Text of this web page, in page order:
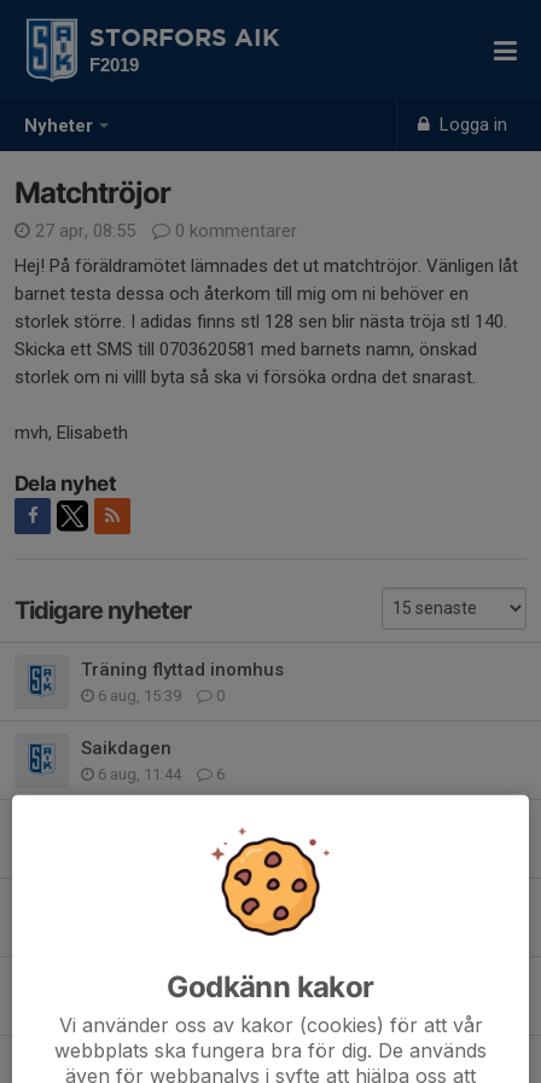
Nyheter Logga in
STORFORS AIK
F2019
Matchtröjor
27 apr, 08:55
0 kommentarer
Hej! På föräldramötet lämnades det ut matchtröjor. Vänligen låt
barnet testa dessa och återkom till mig om ni behöver en
storlek större. I adidas finns stl 128 sen blir nästa tröja stl 140.
Skicka ett SMS till 0703620581 med barnets namn, önskad
storlek om ni villl byta så ska vi försöka ordna det snarast.
mvh, Elisabeth
Dela nyhet
Tidigare nyheter
Träning flyttad inomhus
6 aug, 15:39 0
Saikdagen
6 aug, 11:44 6
1
Kommande cuper och viktig information ⚽💙
Godkänn kakor
Vi använder oss av kakor (cookies) för att vår
webbplats ska fungera bra för dig. De används
även för webbanalys i syfte att hjälpa oss att